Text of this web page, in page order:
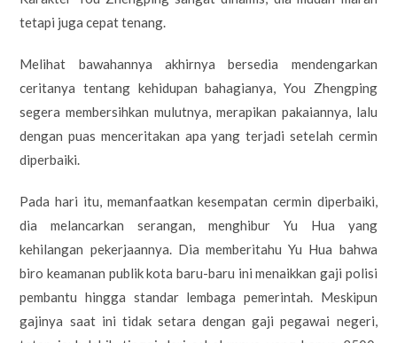
tetapi juga cepat tenang.
Melihat bawahannya akhirnya bersedia mendengarkan
ceritanya tentang kehidupan bahagianya, You Zhengping
segera membersihkan mulutnya, merapikan pakaiannya, lalu
dengan puas menceritakan apa yang terjadi setelah cermin
diperbaiki.
Pada hari itu, memanfaatkan kesempatan cermin diperbaiki,
dia melancarkan serangan, menghibur Yu Hua yang
kehilangan pekerjaannya. Dia memberitahu Yu Hua bahwa
biro keamanan publik kota baru-baru ini menaikkan gaji polisi
pembantu hingga standar lembaga pemerintah. Meskipun
gajinya saat ini tidak setara dengan gaji pegawai negeri,